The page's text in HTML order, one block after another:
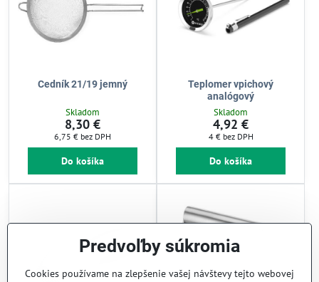
Cedník 21/19 jemný
Skladom
8,30 €
6,75 € bez DPH
Do košíka
Teplomer vpichový
analógový
Skladom
4,92 €
4 € bez DPH
Do košíka
Predvoľby súkromia
Cookies používame na zlepšenie vašej návštevy tejto webovej